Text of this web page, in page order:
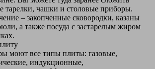
тарелки, чашки и столовые приборы.
– закопченные сковородки, казаны
а также посуда с застарелым жиром
моют все типы плиты: газовые,
индукционные,